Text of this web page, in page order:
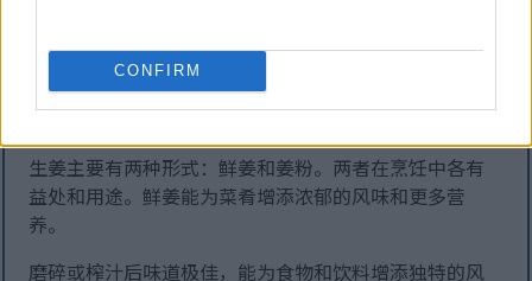
CONFIRM
鲜姜与姜粉的区别
生姜主要有两种形式：鲜姜和姜粉。两者在烹饪中各有
益处和用途。鲜姜能为菜肴增添浓郁的风味和更多营
养。
磨碎或榨汁后味道极佳，能为食物和饮料增添独特的风